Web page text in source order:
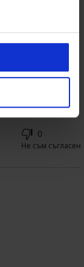
0
Не съм съгласен